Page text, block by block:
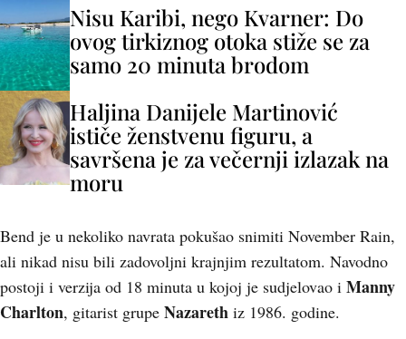
Nisu Karibi, nego Kvarner: Do
ovog tirkiznog otoka stiže se za
samo 20 minuta brodom
Haljina Danijele Martinović
ističe ženstvenu figuru, a
savršena je za večernji izlazak na
moru
Bend je u nekoliko navrata pokušao snimiti November Rain,
ali nikad nisu bili zadovoljni krajnjim rezultatom. Navodno
postoji i verzija od 18 minuta u kojoj je sudjelovao i Manny
Charlton, gitarist grupe Nazareth iz 1986. godine.